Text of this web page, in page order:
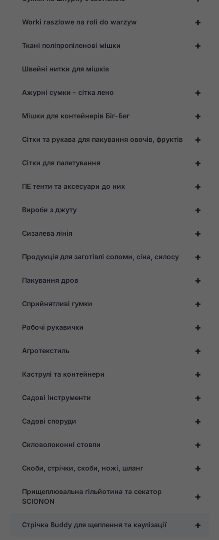
+
Worki raszlowe na roli do warzyw
+
Ткані поліпропіленові мішки
Швейні нитки для мішків
+
Ажурні сумки - сітка лено
+
Мішки для контейнерів Біг-Бег
+
Сітки та рукава для пакування овочів, фруктів
+
Сітки для палетування
+
ПЕ тенти та аксесуари до них
+
Вироби з джуту
+
Сизалева лінія
+
Продукція для заготівлі соломи, сіна, силосу
+
Пакування дров
+
Сприйнятливі гумки
+
Робочі рукавички
+
Агротекстиль
+
Каструлі та контейнери
+
Садові інструменти
+
Садові споруди
+
Скловолоконні стовпи
+
Скоби, стрічки, скоби, ножі, шланг
+
Прищеплювальна гільйотина та секатор
SCIONON
+
Стрічка Buddy для щеплення та каулізації